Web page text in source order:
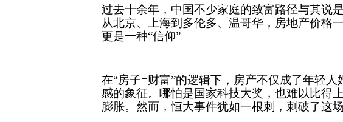
过去十余年，中国不少家庭的致富路径与其说
从北京、上海到多伦多、温哥华，房地产价格
更是一种“信仰”。
在“房子=财富”的逻辑下，房产不仅成了年轻
感的象征。哪怕是国家科技大奖，也难以比得
膨胀。然而，恒大事件犹如一根刺，刺破了这